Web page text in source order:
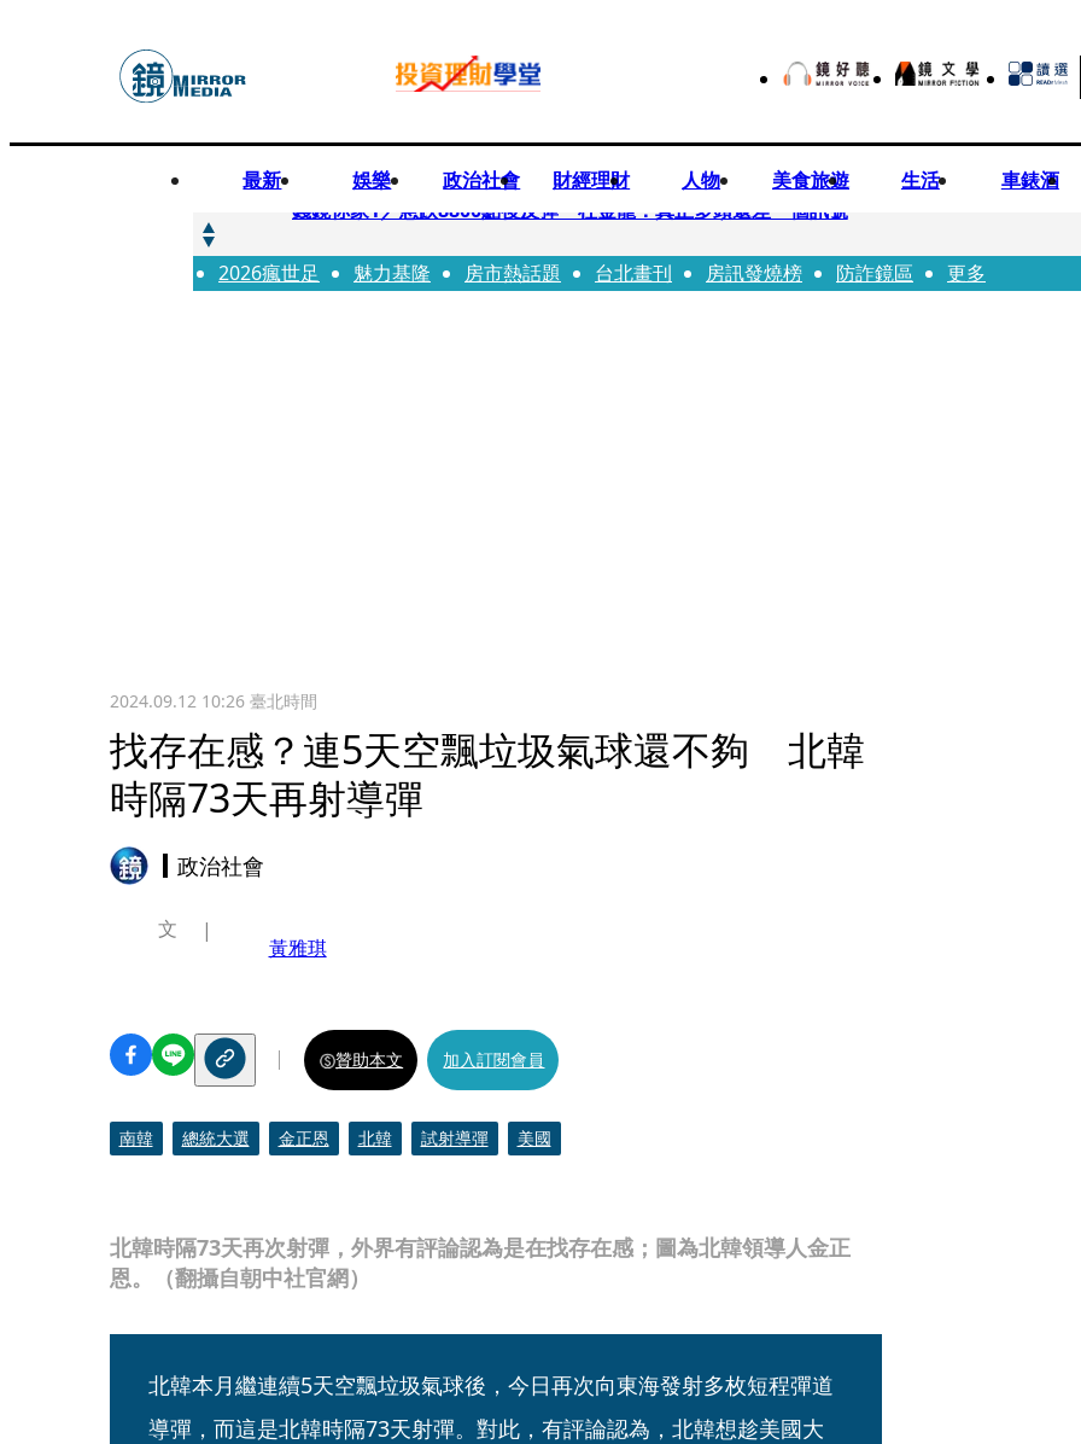
最新 娛樂 政治社會 財經理財 人物 美食旅遊 生活 車錶酒
快訊
錢鏡你家1／急跌8800點後反彈 杜金龍：真正多頭還差一個訊號
快訊
鏡大咖／一起往好命路出發 唐綺陽
2026瘋世足 魅力基隆 房市熱話題 台北畫刊 房訊發燒榜 防詐鏡區 更多
2024.09.12 10:26臺北時間
找存在感？連5天空飄垃圾氣球還不夠 北韓
時隔73天再射導彈
政治社會
北韓時隔73天再次射彈，外界有評論認為是在找存在感；圖為北韓領導人金正
恩。（翻攝自朝中社官網）
文
黃雅琪
贊助本文 加入訂閱會員
南韓 總統大選 金正恩 北韓 試射導彈 美國
北韓本月繼連續5天空飄垃圾氣球後，今日再次向東海發射多枚短程彈道
導彈，而這是北韓時隔73天射彈。對此，有評論認為，北韓想趁美國大